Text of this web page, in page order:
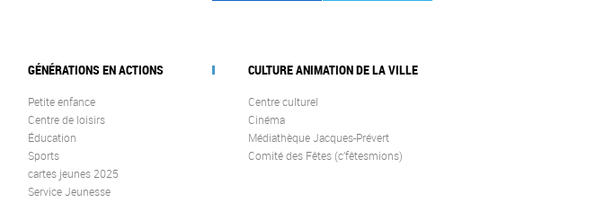
GÉNÉRATIONS EN ACTIONS
Petite enfance
Centre de loisirs
Éducation
Sports
cartes jeunes 2025
Service Jeunesse
CULTURE ANIMATION DE LA VILLE
Centre culturel
Cinéma
Médiathèque Jacques-Prévert
Comité des Fêtes (c’fêtesmions)